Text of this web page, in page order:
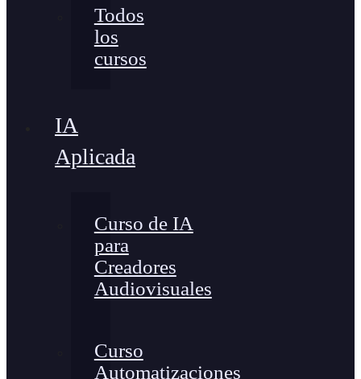
Todos
los
cursos
IA
Aplicada
Curso de IA
para
Creadores
Audiovisuales
Curso
Automatizaciones